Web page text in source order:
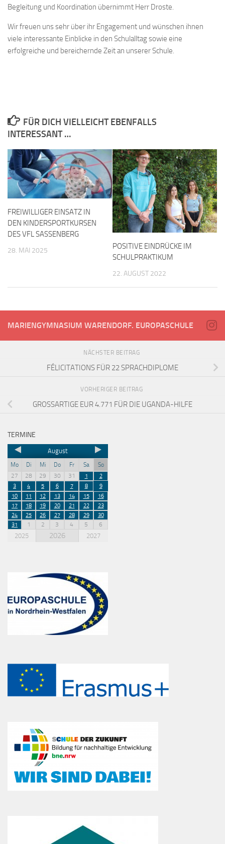
Begleitung und Koordination übernimmt Herr Droste.
Wir freuen uns sehr über ihr Engagement und wünschen ihnen
viele interessante Einblicke in den Schulalltag sowie eine
erfolgreiche und bereichernde Zeit an unserer Schule.
FÜR DICH VIELLEICHT EBENFALLS
INTERESSANT …
FREIWILLIGER EINSATZ IN
DEN KINDERSPORTKURSEN
DES VFL SASSENBERG
28. MAI 2025
POSITIVE EINDRÜCKE IM
SCHULPRAKTIKUM
22. AUGUST 2022
MARIENGYMNASIUM WARENDORF. EUROPASCHULE
NÄCHSTER BEITRAG
FÉLICITATIONS FÜR 22 SPRACHDIPLOME
VORHERIGER BEITRAG
GROSSARTIGE EUR 4.771 FÜR DIE UGANDA-HILFE
TERMINE
August
Mo Di Mi Do Fr Sa
So
27
28 29 30 31 1
2
3
4 5 6 7 8
9
10
11 12 13 14 15
16
17
18 19 20 21 22
23
24
25 26 27 28 29
30
31
1 2 3 4 5 6
2025 2026 2027